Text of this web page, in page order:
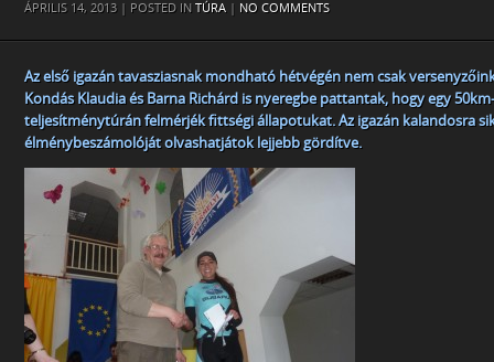
ÁPRILIS 14, 2013 | POSTED IN TÚRA NO COMMENTS
Az első igazán tavasziasnak mondható hétvégén nem csak
Kondás Klaudia és Barna Richárd is nyeregbe pattantak, hogy egy
teljesítménytúrán felmérjék fittségi állapotukat. Az igazán kalandosra
élménybeszámolóját olvashatjátok lejjebb gördítve.